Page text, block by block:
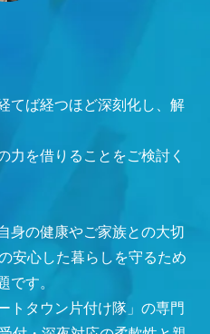
てば経つほど深刻化し、解
力を借りることをご検討く
身の健康やご家族との大切
安心した暮らしを守るため
です。
トタウン片付け隊」の専門